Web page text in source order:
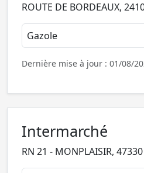
ROUTE DE BORDEAUX,
Gazole
Dernière mise à jour : 01/08/
Intermarché
RN 21 - MONPLAISIR,